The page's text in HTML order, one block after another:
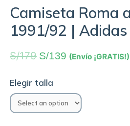
Camiseta Roma
1991/92 | Adidas
S/179 S/139 (Envío ¡GRATIS!)
Elegir talla